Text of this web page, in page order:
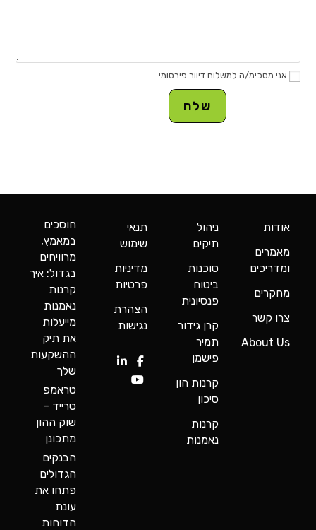
אני מסכימ/ה למשלוח דיוור פירסומי
אודות
מאמרים
ומדריכים
מחקרים
צרו קשר
About Us
ניהול
תיקים
סוכנות
ביטוח
פנסיונית
קרן גידור
תמיר
פישמן
קרנות הון
סיכון
קרנות
נאמנות
תנאי
שימוש
מדיניות
פרטיות
הצהרת
נגישות
חוסכים
במאמץ,
מרוויחים
בגדול: איך
קרנות
נאמנות
מייעלות
את תיק
ההשקעות
שלך
טראמפ
טרייד –
שוק ההון
מתכונן
הבנקים
הגדולים
פתחו את
עונת
הדוחות